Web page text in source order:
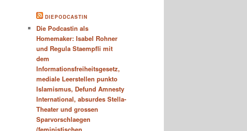
DIEPODCASTIN
Die Podcastin als
Homemaker: Isabel Rohner
und Regula Staempfli mit
dem
Informationsfreiheitsgesetz,
mediale Leerstellen punkto
Islamismus, Defund Amnesty
International, absurdes Stella-
Theater und grossen
Sparvorschlaegen